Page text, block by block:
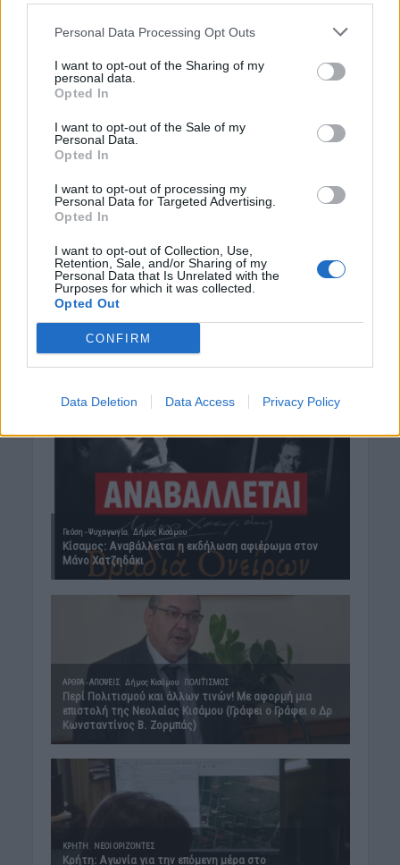
Personal Data Processing Opt Outs
I want to opt-out of the Sharing of my
personal data.
Opted In
I want to opt-out of the Sale of my
Personal Data.
Opted In
I want to opt-out of processing my
Personal Data for Targeted Advertising.
Opted In
I want to opt-out of Collection, Use,
Retention, Sale, and/or Sharing of my
Personal Data that Is Unrelated with the
Purposes for which it was collected.
Opted Out
CONFIRM
Data Deletion Data Access Privacy Policy